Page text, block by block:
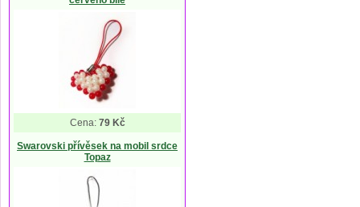
Cena: 79 Kč
Swarovski přívěsek na mobil srdce
Topaz